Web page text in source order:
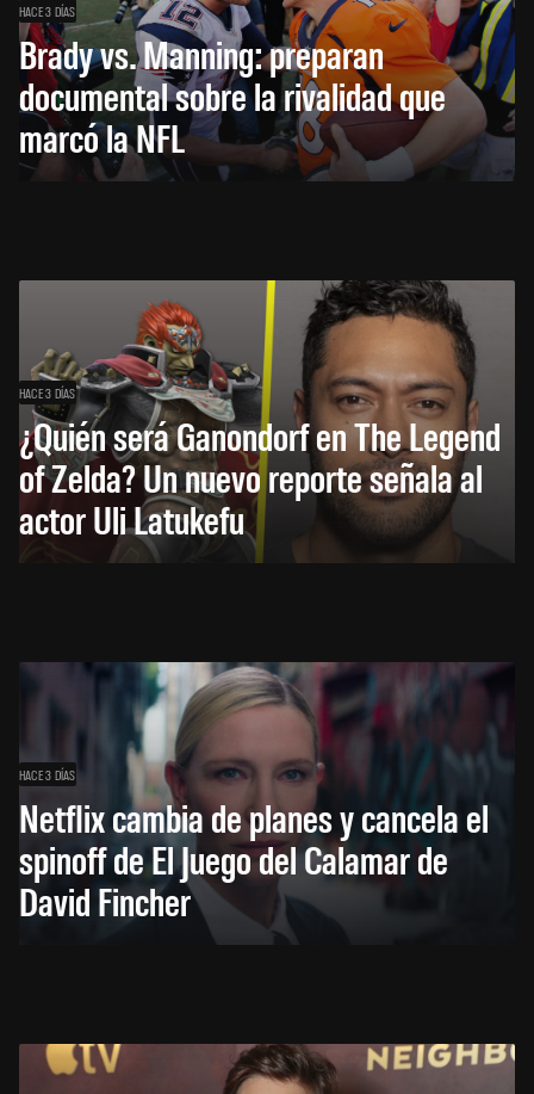
HACE 3 DÍAS
Brady vs. Manning: preparan
documental sobre la rivalidad que
marcó la NFL
HACE 3 DÍAS
¿Quién será Ganondorf en The Legend
of Zelda? Un nuevo reporte señala al
actor Uli Latukefu
HACE 3 DÍAS
Netflix cambia de planes y cancela el
spinoff de El Juego del Calamar de
David Fincher